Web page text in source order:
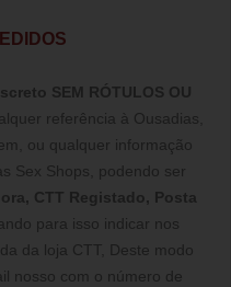
SEM RÓTULOS OU
referência à Ousadias,
ou qualquer informação
Sex Shops, podendo ser
CTT Registado, Posta
para isso indicar nos
da loja CTT, Deste modo
nosso com o número de